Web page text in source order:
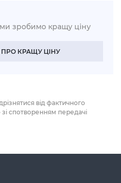
зробимо кращу ціну
КРАЩУ ЦІНУ
від фактичного
спотворенням передачі